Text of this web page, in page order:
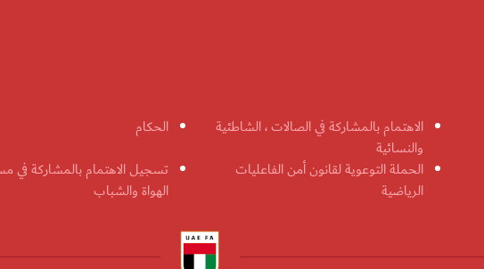
الاهتمام بالمشاركة في الصالات ، الشاطئية
والنسائية
الحكام
الحملة التوعوية لقانون أمن الفاعليات
الرياضية
تسجيل الاهتمام بالمشاركة في
الهواة والشباب